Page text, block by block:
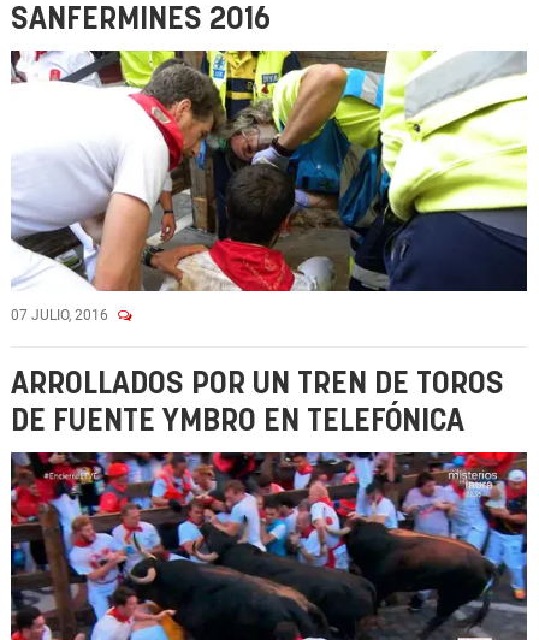
SANFERMINES 2016
07 JULIO, 2016
ARROLLADOS POR UN TREN DE TOROS
DE FUENTE YMBRO EN TELEFÓNICA